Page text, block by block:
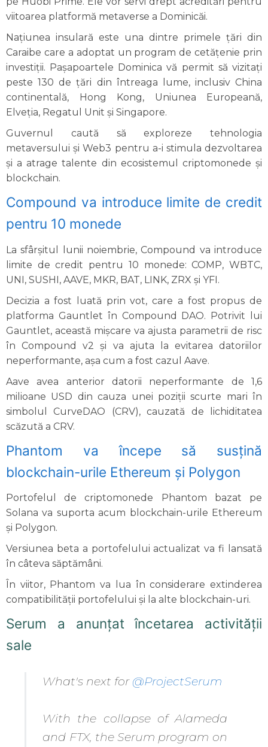
viitoarea platformă metaverse a Dominicăi.
Națiunea insulară este una dintre primele țări din
Caraibe care a adoptat un program de cetățenie prin
investiții. Pașapoartele Dominica vă permit să vizitați
peste 130 de țări din întreaga lume, inclusiv China
continentală, Hong Kong, Uniunea Europeană,
Elveția, Regatul Unit și Singapore.
Guvernul caută să exploreze tehnologia
metaversului și Web3 pentru a-i stimula dezvoltarea
și a atrage talente din ecosistemul criptomonede și
blockchain.
Compound va introduce limite de credit
pentru 10 monede
La sfârșitul lunii noiembrie, Compound va introduce
limite de credit pentru 10 monede: COMP, WBTC,
UNI, SUSHI, AAVE, MKR, BAT, LINK, ZRX și YFI.
Decizia a fost luată prin vot, care a fost propus de
platforma Gauntlet în Compound DAO. Potrivit lui
Gauntlet, această mișcare va ajusta parametrii de risc
în Compound v2 și va ajuta la evitarea datoriilor
neperformante, așa cum a fost cazul Aave.
Aave avea anterior datorii neperformante de 1,6
milioane USD din cauza unei poziții scurte mari în
simbolul CurveDAO (CRV), cauzată de lichiditatea
scăzută a CRV.
Phantom va începe să susțină
blockchain-urile Ethereum și Polygon
Portofelul de criptomonede Phantom bazat pe
Solana va suporta acum blockchain-urile Ethereum
și Polygon.
Versiunea beta a portofelului actualizat va fi lansată
în câteva săptămâni.
În viitor, Phantom va lua în considerare extinderea
compatibilității portofelului și la alte blockchain-uri.
Serum a anunțat încetarea activității
sale
What's next for @ProjectSerum
With the collapse of Alameda
and FTX, the Serum program on